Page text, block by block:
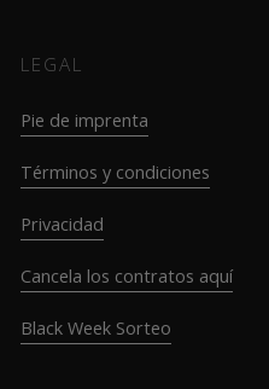
LEGAL
Pie de imprenta
Términos y condiciones
Privacidad
Cancela los contratos aquí
Black Week Sorteo